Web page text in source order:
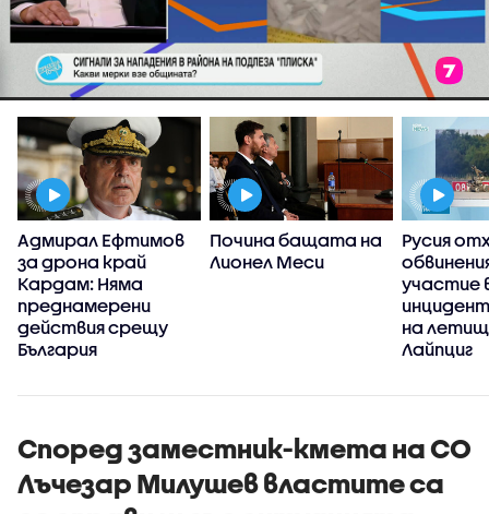
Адмирал Ефтимов
за дрона край
Кардам: Няма
преднамерени
действия срещу
България
Почина бащата на
Лионел Меси
Русия
участие
на
Лайпциг
Според заместник-кмета на СО
Лъчезар Милушев властите са